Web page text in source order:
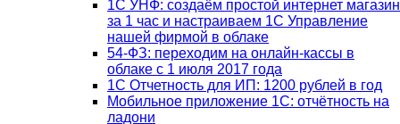
1С УНФ: создаём простой интернет магазин
за 1 час и настраиваем 1С Управление
нашей фирмой в облаке
54-ФЗ: переходим на онлайн-кассы в
облаке с 1 июля 2017 года
1С Отчетность для ИП: 1200 рублей в год
Мобильное приложение 1С: отчётность на
ладони